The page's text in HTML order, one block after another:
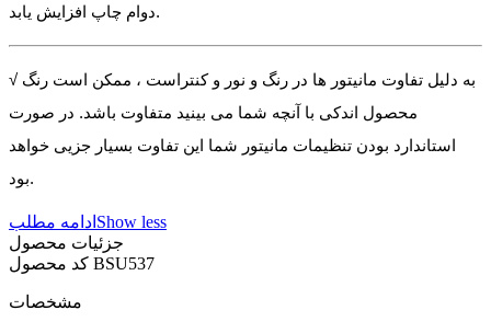
دوام چاپ افزایش یابد.
√ به دلیل تفاوت مانیتور ها در رنگ و نور و کنتراست ، ممکن است رنگ
محصول اندکی با آنچه شما می بینید متفاوت باشد. در صورت
استاندارد بودن تنظیمات مانیتور شما این تفاوت بسیار جزیی خواهد
بود.
ادامه مطلب Show less
جزئیات محصول
BSU537
مشخصات